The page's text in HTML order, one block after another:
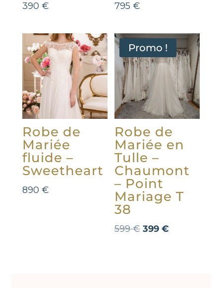
390 € 795€
Robe de
Mariée
fluide –
Sweetheart
890 €
Promo !
Robe de
Mariée en
Tulle –
Chaumont
– Point
Mariage T
38
599€ Le
399€